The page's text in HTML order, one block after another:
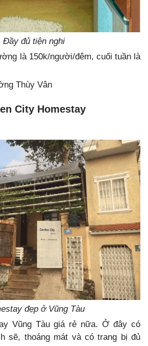
Đầy đủ tiện nghi
là 150k/người/đêm, cuối tuần là
Thùy Vân
City Homestay
đẹp ở Vũng Tàu
Vũng Tàu giá rẻ nữa. Ở đây có
sẽ, thoáng mát và có trang bị đủ